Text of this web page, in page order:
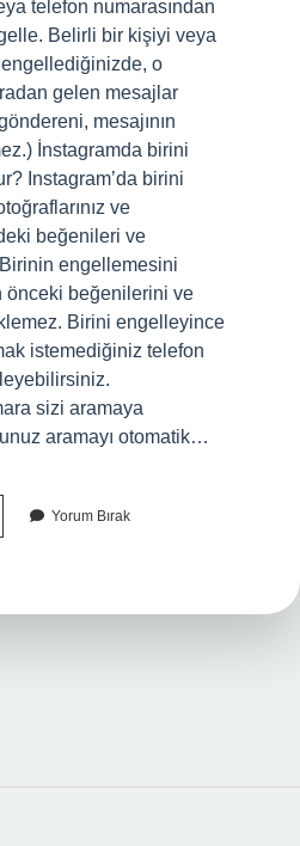
telefon numarasından
Belirli bir kişiyi veya
engellediğinizde, o
gelen mesajlar
mesajının
İnstagramda birini
Instagram’da birini
ve
beğenileri ve
Birinin engellemesini
önceki beğenilerini ve
Birini engelleyince
istemediğiniz telefon
sizi aramaya
aramayı otomatik…
Yorum Bırak